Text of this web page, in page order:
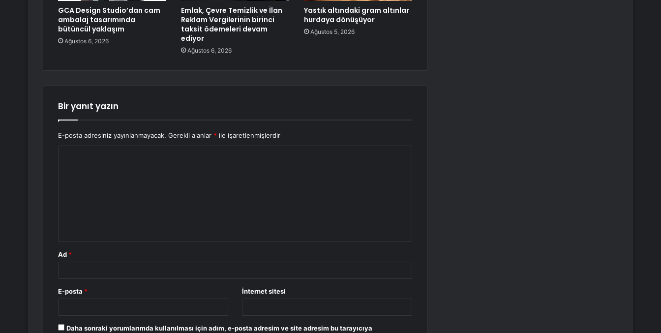
GCA Design Studio’dan cam
ambalaj tasarımında
bütüncül yaklaşım
Ağustos 6, 2026
Emlak, Çevre Temizlik ve İlan
Reklam Vergilerinin birinci
taksit ödemeleri devam
ediyor
Ağustos 6, 2026
Yastık altındaki gram altınlar
hurdaya dönüşüyor
Ağustos 5, 2026
Bir yanıt yazın
E-posta adresiniz yayınlanmayacak. Gerekli alanlar * ile işaretlenmişlerdir
Ad *
E-posta * İnternet sitesi
Daha sonraki yorumlarımda kullanılması için adım, e-posta adresim ve site adresim bu tarayıcıya